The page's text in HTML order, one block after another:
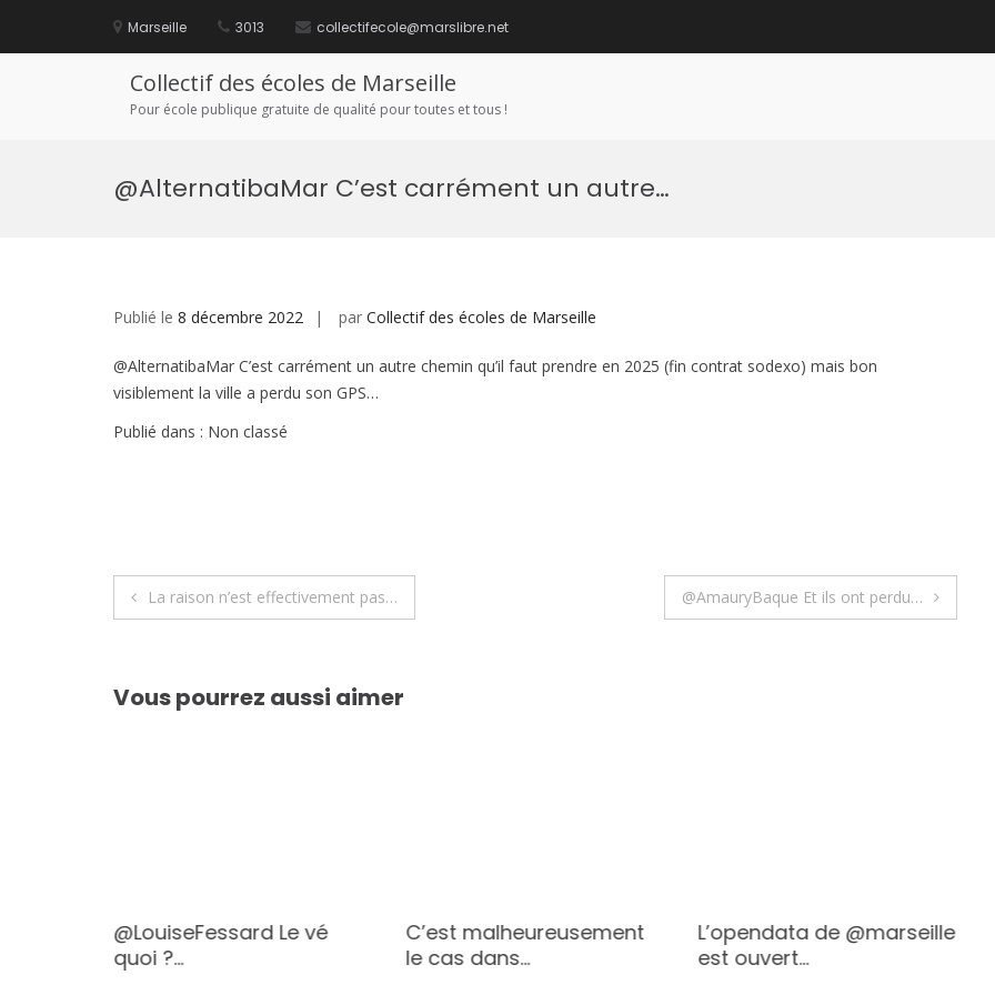
contenu
Marseille 3013 collectifecole@marslibre.net
Collectif des écoles de Marseille
Pour école publique gratuite de qualité pour toutes et tous !
@AlternatibaMar C’est carrément un autre…
Publié le 8 décembre 2022 par Collectif des écoles de Marseille
@AlternatibaMar C’est carrément un autre chemin qu’il faut prendre en 2025 (fin contrat sodexo) mais bon
visiblement la ville a perdu son GPS…
Publié dans : Non classé
Navigation
l’article
La raison n’est effectivement pas… @AmauryBaque Et ils ont perdu…
Vous pourrez aussi aimer
@LouiseFessard Le vé
quoi ?…
C’est malheureusement
le cas dans…
L’opendata de @marseille
est ouvert…